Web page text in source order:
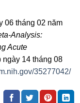
06 tháng 02 năm
Analysis:
Acute
ngày 14 tháng 08
35277042/